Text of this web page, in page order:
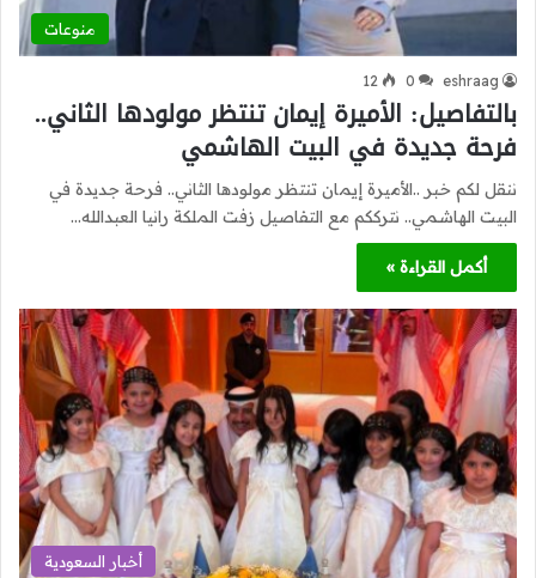
منوعات
eshraag
0
12
بالتفاصيل: الأميرة إيمان تنتظر مولودها الثاني..
فرحة جديدة في البيت الهاشمي
ننقل لكم خبر ..الأميرة إيمان تنتظر مولودها الثاني.. فرحة جديدة في
البيت الهاشمي.. نترككم مع التفاصيل زفت الملكة رانيا العبدالله…
أكمل القراءة »
أخبار السعودية